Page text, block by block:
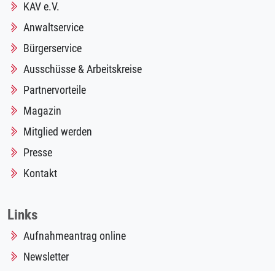
KAV e.V.
Anwaltservice
Bürgerservice
Ausschüsse & Arbeitskreise
Partnervorteile
Magazin
Mitglied werden
Presse
Kontakt
Links
Aufnahmeantrag online
Newsletter